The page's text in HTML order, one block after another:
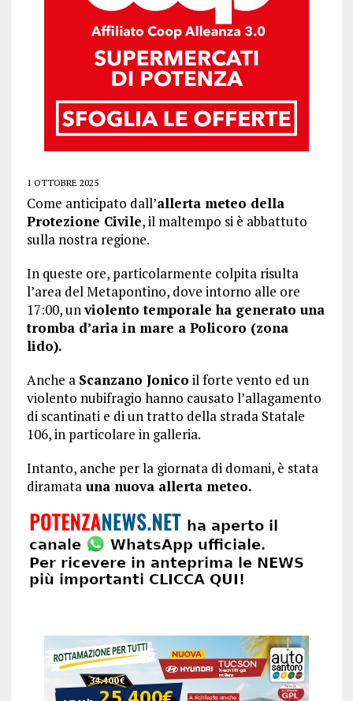
1 OTTOBRE 2025
Come anticipato dall’allerta meteo della
Protezione Civile, il maltempo si è abbattuto
sulla nostra regione.
In queste ore, particolarmente colpita risulta
l’area del Metapontino, dove intorno alle ore
17:00, unviolento temporale ha generato una
tromba d’aria in mare a Policoro (zona
lido).
Anche a Scanzano Jonico il forte vento ed un
violento nubifragio hanno causato l’allagamento
di scantinati e di un tratto della strada Statale
106, in particolare in galleria.
Intanto, anche per la giornata di domani, è stata
diramatauna nuova allerta meteo.